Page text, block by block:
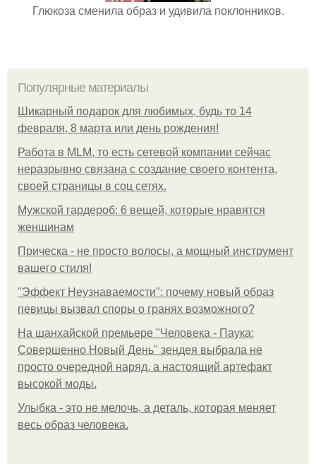
Глюкоза сменила образ и удивила поклонников.
Популярные материалы
Шикарный подарок для любимых, будь то 14
февраля, 8 марта или день рождения!
Работа в MLM, то есть сетевой компании сейчас
неразрывно связана с создание своего контента,
своей страницы в соц сетях.
Мужской гардероб: 6 вещей, которые нравятся
женщинам
Прическа - не просто волосы, а мощный инструмент
вашего стиля!
"Эффект Неузнаваемости": почему новый образ
певицы вызвал споры о гранях возможного?
На шанхайской премьере "Человека - Паука:
Совершенно Новый День" зендея выбрала не
просто очередной наряд, а настоящий артефакт
высокой моды.
Улыбка - это не мелочь, а деталь, которая меняет
весь образ человека.